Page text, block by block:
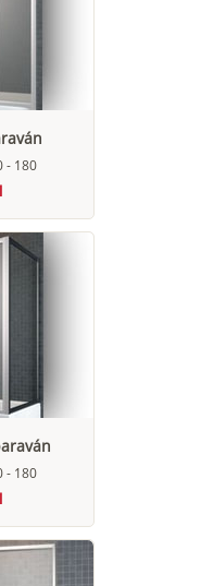
- 180
- 180